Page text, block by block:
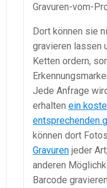
Gravuren-vom-
Dort können sie
gravieren lassen
Ketten ordern,
Jede Anfrage
erhalten ein
entsprechenden
können dort
Gravuren jeder
anderen
Barcode